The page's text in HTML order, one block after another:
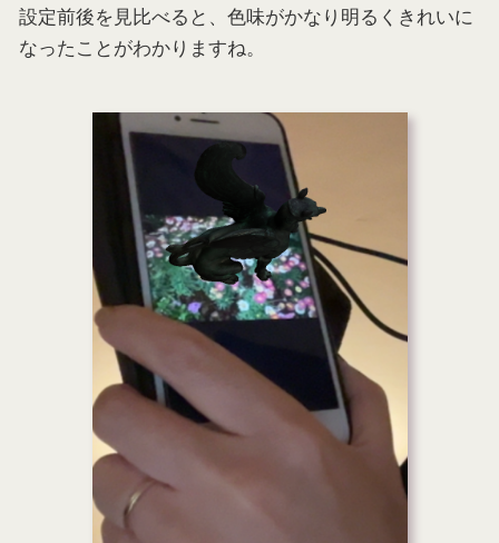
設定前後を見比べると、色味がかなり明るくきれいに
なったことがわかりますね。